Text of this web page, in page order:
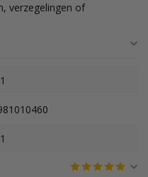
verzegelingen of